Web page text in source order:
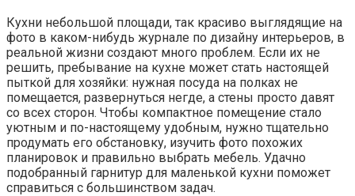
Кухни небольшой площади, так красиво выглядящие на
фото в каком-нибудь журнале по дизайну интерьеров, в
реальной жизни создают много проблем. Если их не
решить, пребывание на кухне может стать настоящей
пыткой для хозяйки: нужная посуда на полках не
помещается, развернуться негде, а стены просто давят
со всех сторон. Чтобы компактное помещение стало
уютным и по-настоящему удобным, нужно тщательно
продумать его обстановку, изучить фото похожих
планировок и правильно выбрать мебель. Удачно
подобранный гарнитур для маленькой кухни поможет
справиться с большинством задач.